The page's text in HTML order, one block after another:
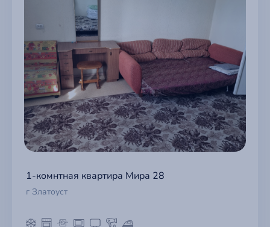
1-комнтная квартира Мира 28
г Златоуст